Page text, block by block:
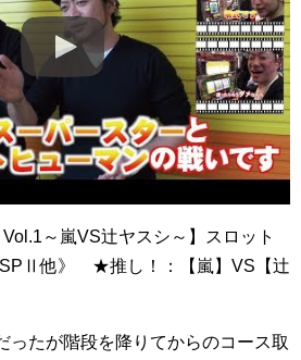
～嵐VS辻ヤスシ～】スロット
SPⅡ他》 ★推し！：【嵐】VS【辻
ったが階段を降りてからのコース取